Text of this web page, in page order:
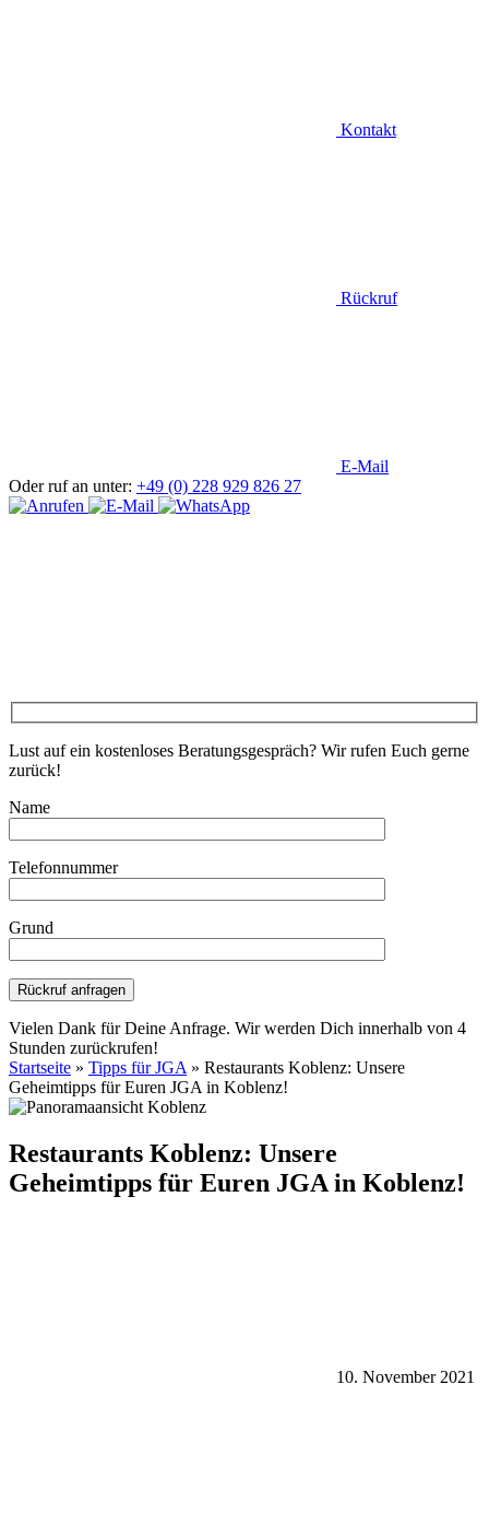
Kontakt
Rückruf
E-Mail
Oder ruf an unter: +49 (0) 228 929 826 27
Lust auf ein kostenloses Beratungsgespräch? Wir rufen Euch gerne
zurück!
Name
Telefonnummer
Grund
Vielen Dank für Deine Anfrage. Wir werden Dich innerhalb von 4
Stunden zurückrufen!
Startseite » Tipps für JGA » Restaurants Koblenz: Unsere
Geheimtipps für Euren JGA in Koblenz!
Restaurants Koblenz: Unsere
Geheimtipps für Euren JGA in Koblenz!
10. November 2021